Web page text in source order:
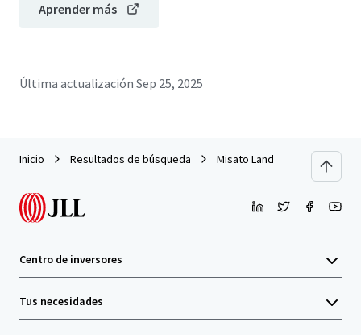
Aprender más
Última actualización Sep 25, 2025
Inicio Resultados de búsqueda Misato Land
Centro de inversores
Tus necesidades